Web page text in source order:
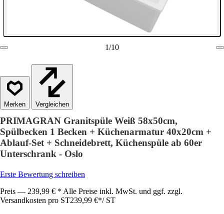
1/10
Vergleichen
PRIMAGRAN Granitspüle Weiß 58x50cm,
Spülbecken 1 Becken + Küchenarmatur 40x20cm +
Ablauf-Set + Schneidebrett, Küchenspüle ab 60er
Unterschrank - Oslo
Erste Bewertung schreiben
Preis — 239,99 € * Alle Preise inkl. MwSt. und ggf. zzgl.
Versandkosten pro ST239,99 €*/ ST